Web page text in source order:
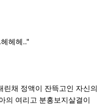
헤헤.."
채 정액이 잔뜩고인 자신의
의 여리고 분홍보지살결이